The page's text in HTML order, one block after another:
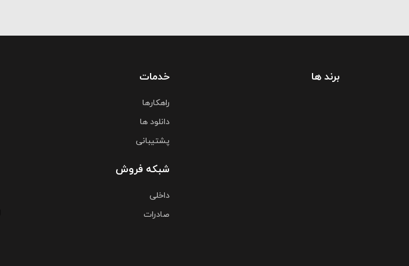
برند ها خدمات
راهکارها
دانلود ها
پشتیبانی
شبکه فروش
داخلی
صادرات